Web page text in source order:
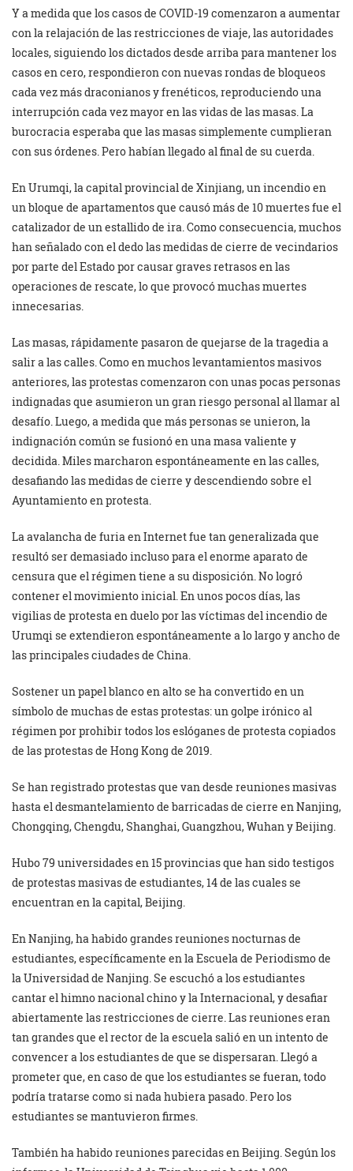
Y a medida que los casos de COVID-19 comenzaron a aumentar
con la relajación de las restricciones de viaje, las autoridades
locales, siguiendo los dictados desde arriba para mantener los
casos en cero, respondieron con nuevas rondas de bloqueos
cada vez más draconianos y frenéticos, reproduciendo una
interrupción cada vez mayor en las vidas de las masas. La
burocracia esperaba que las masas simplemente cumplieran
con sus órdenes. Pero habían llegado al final de su cuerda.
En Urumqi, la capital provincial de Xinjiang, un incendio en
un bloque de apartamentos que causó más de 10 muertes fue el
catalizador de un estallido de ira. Como consecuencia, muchos
han señalado con el dedo las medidas de cierre de vecindarios
por parte del Estado por causar graves retrasos en las
operaciones de rescate, lo que provocó muchas muertes
innecesarias.
Las masas, rápidamente pasaron de quejarse de la tragedia a
salir a las calles. Como en muchos levantamientos masivos
anteriores, las protestas comenzaron con unas pocas personas
indignadas que asumieron un gran riesgo personal al llamar al
desafío. Luego, a medida que más personas se unieron, la
indignación común se fusionó en una masa valiente y
decidida. Miles marcharon espontáneamente en las calles,
desafiando las medidas de cierre y descendiendo sobre el
Ayuntamiento en protesta.
La avalancha de furia en Internet fue tan generalizada que
resultó ser demasiado incluso para el enorme aparato de
censura que el régimen tiene a su disposición. No logró
contener el movimiento inicial. En unos pocos días, las
vigilias de protesta en duelo por las víctimas del incendio de
Urumqi se extendieron espontáneamente a lo largo y ancho de
las principales ciudades de China.
Sostener un papel blanco en alto se ha convertido en un
símbolo de muchas de estas protestas: un golpe irónico al
régimen por prohibir todos los eslóganes de protesta copiados
de las protestas de Hong Kong de 2019.
Se han registrado protestas que van desde reuniones masivas
hasta el desmantelamiento de barricadas de cierre en Nanjing,
Chongqing, Chengdu, Shanghai, Guangzhou, Wuhan y Beijing.
Hubo 79 universidades en 15 provincias que han sido testigos
de protestas masivas de estudiantes, 14 de las cuales se
encuentran en la capital, Beijing.
En Nanjing, ha habido grandes reuniones nocturnas de
estudiantes, específicamente en la Escuela de Periodismo de
la Universidad de Nanjing. Se escuchó a los estudiantes
cantar el himno nacional chino y la Internacional, y desafiar
abiertamente las restricciones de cierre. Las reuniones eran
tan grandes que el rector de la escuela salió en un intento de
convencer a los estudiantes de que se dispersaran. Llegó a
prometer que, en caso de que los estudiantes se fueran, todo
podría tratarse como si nada hubiera pasado. Pero los
estudiantes se mantuvieron firmes.
También ha habido reuniones parecidas en Beijing. Según los